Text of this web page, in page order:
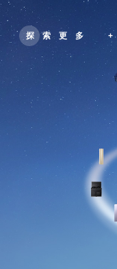
探索更多 +